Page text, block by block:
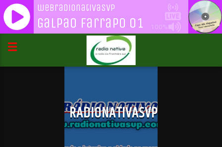
100%
webradionativasvp
Galpao Farrapo 01